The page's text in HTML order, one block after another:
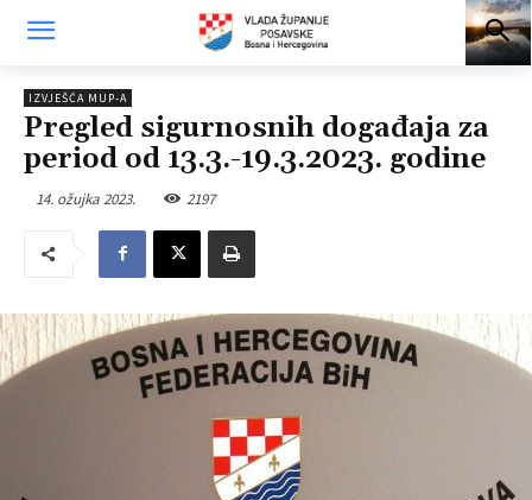
IZVJEŠĆA MUP-A
Pregled sigurnosnih događaja za
period od 13.3.-19.3.2023. godine
14. ožujka 2023. 2197